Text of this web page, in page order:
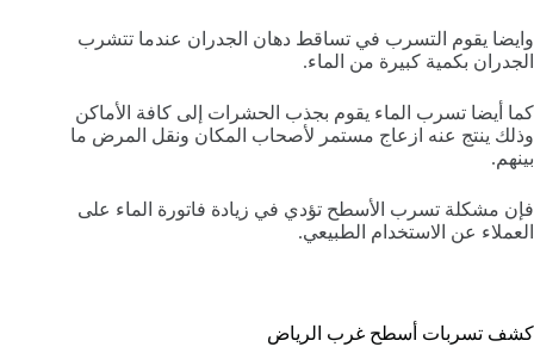
وايضا يقوم التسرب في تساقط دهان الجدران عندما تتشرب
الجدران بكمية كبيرة من الماء.
كما أيضا تسرب الماء يقوم بجذب الحشرات إلى كافة الأماكن
وذلك ينتج عنه ازعاج مستمر لأصحاب المكان ونقل المرض ما
بينهم.
فإن مشكلة تسرب الأسطح تؤدي في زيادة فاتورة الماء على
العملاء عن الاستخدام الطبيعي.
كشف تسربات أسطح غرب الرياض